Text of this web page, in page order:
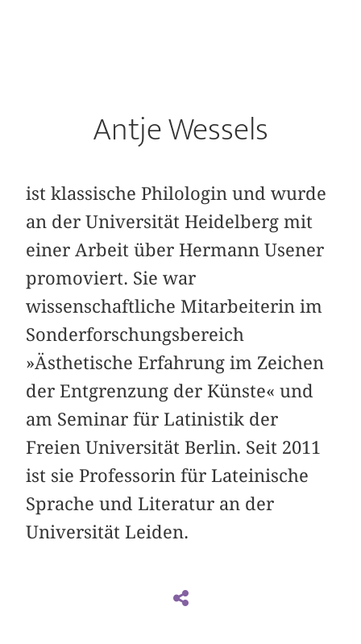
Antje Wessels
ist klassische Philologin und wurde
an der Universität Heidelberg mit
einer Arbeit über Hermann Usener
promoviert. Sie war
wissenschaftliche Mitarbeiterin im
Sonderforschungsbereich
»Ästhetische Erfahrung im Zeichen
der Entgrenzung der Künste« und
am Seminar für Latinistik der
Freien Universität Berlin. Seit 2011
ist sie Professorin für Lateinische
Sprache und Literatur an der
Universität Leiden.